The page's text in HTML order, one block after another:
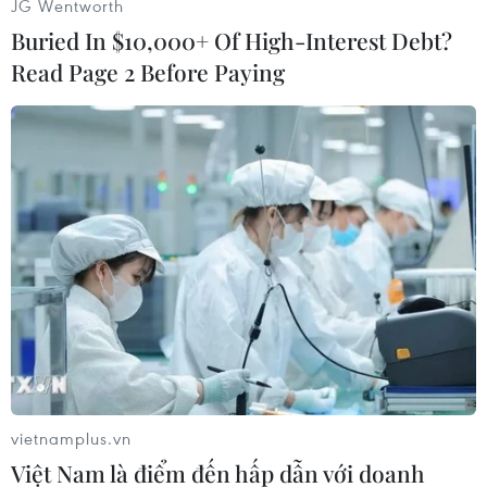
(Vietnam+)
#Ukraine #G-7 #Lệnh ngừng bắn
#Vũ khí
#Debaltseve
JG Wentworth
Buried In $10,000+ Of High-Interest Debt?
Read Page 2 Before Paying
vietnamplus.vn
Việt Nam là điểm đến hấp dẫn với doanh